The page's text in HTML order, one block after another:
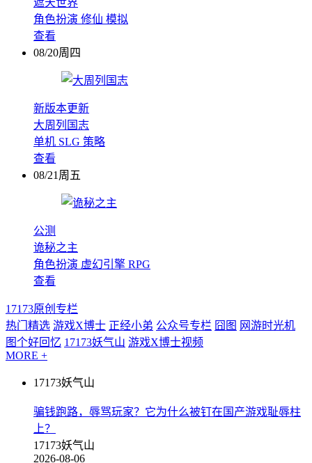
遮天世界
角色扮演 修仙 模拟
查看
08/20周四
新版本更新
大周列国志
单机 SLG 策略
查看
08/21周五
公测
诡秘之主
角色扮演 虚幻引擎 RPG
查看
17173原创专栏
热门精选 游戏X博士 正经小弟 公众号专栏 囧图 网游时光机
图个好回忆 17173妖气山 游戏X博士视频
MORE +
17173妖气山
骗钱跑路，辱骂玩家？它为什么被钉在国产游戏耻辱柱
上？
17173妖气山
2026-08-06